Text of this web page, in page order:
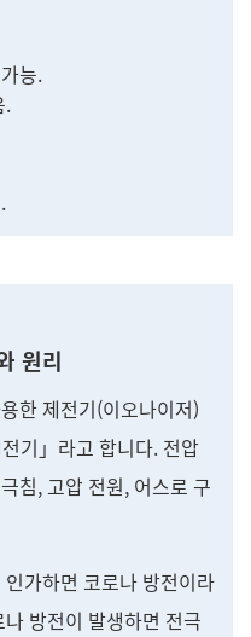
능.
.
원리
한 제전기(이오나이저)
기」라고 합니다. 전압
침, 고압 전원, 어스로 구
가하면 코로나 방전이라
방전이 발생하면 전극